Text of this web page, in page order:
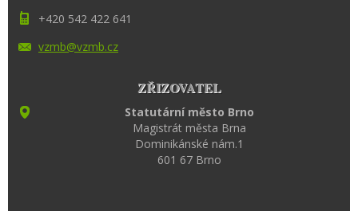
+420 542 422 641
vzmb@vzmb.cz
ZŘIZOVATEL
Statutární město Brno
Magistrát města Brna
Dominikánské nám.1
601 67 Brno